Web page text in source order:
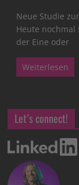
Neue Studie
Heute nochmal
der Eine oder
Weiterlesen
Let’s connect!